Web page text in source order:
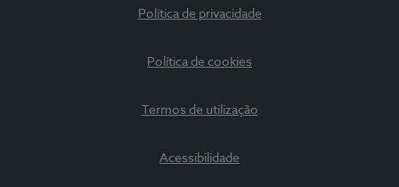
Política de privacidade
Política de cookies
Termos de utilização
Acessibilidade